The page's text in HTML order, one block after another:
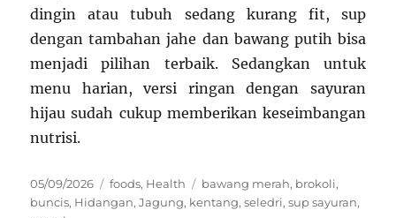
dingin atau tubuh sedang kurang fit, sup
dengan tambahan jahe dan bawang putih bisa
menjadi pilihan terbaik. Sedangkan untuk
menu harian, versi ringan dengan sayuran
hijau sudah cukup memberikan keseimbangan
nutrisi.
Posted
on
05/09/2026 Categories
foods, Health Tags
bawang merah, brokoli,
buncis, Hidangan,Jagung, kentang,seledri,sup sayuran,